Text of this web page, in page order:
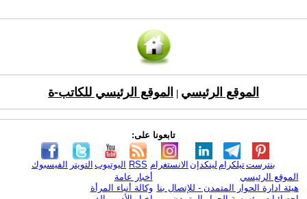
الموقع الرئيسي الموقع الرئيسي للكاتب-ة
تابعونا على:
الفيسبوك التويتر اليوتيوب RSS الانستغرام لينكدإن تيلكرامبنترست
الموقع الرئيسي
هيئة ادارة الحوار المتمدن - للإتصال بنا
أخبار عامة
وكالة أنباء المرأة